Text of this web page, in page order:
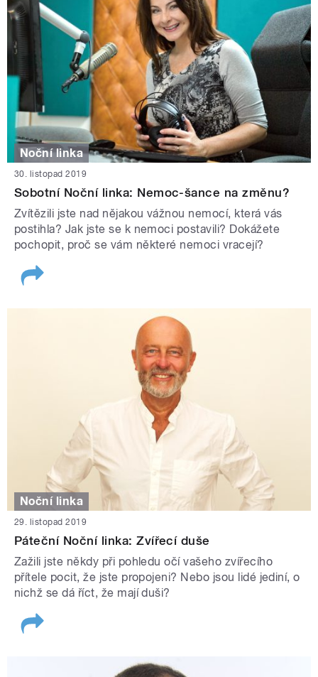
Noční linka
30. listopad 2019
Sobotní Noční linka: Nemoc-šance na změnu?
Zvítězili jste nad nějakou vážnou nemocí, která vás
postihla? Jak jste se k nemoci postavili? Dokážete
pochopit, proč se vám některé nemoci vracejí?
Noční linka
29. listopad 2019
Páteční Noční linka: Zvířecí duše
Zažili jste někdy při pohledu očí vašeho zvířecího
přítele pocit, že jste propojeni? Nebo jsou lidé jediní, o
nichž se dá říct, že mají duši?